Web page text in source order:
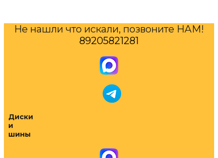
Не нашли что искали, позвоните НАМ!
89205821281
Диски
и
шины